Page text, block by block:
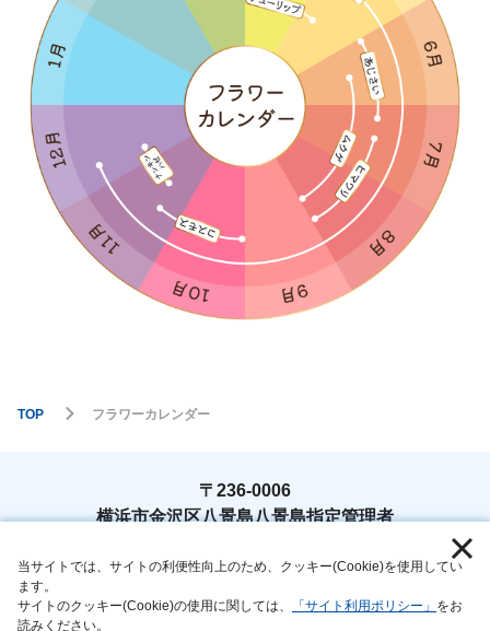
TOP フラワーカレンダー
当サイトでは、サイトの利便性向上のため、クッキー(Cookie)を使用してい
ます。
サイトのクッキー(Cookie)の使用に関しては、
「サイト利用ポリシー」 をお
読みください。
〒236-0006
横浜市金沢区八景島八景島指定管理者